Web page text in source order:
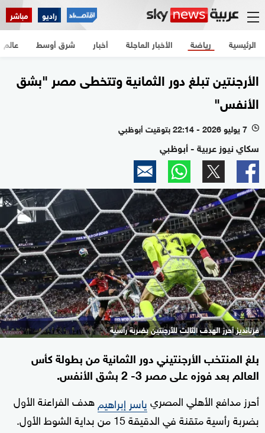
راديو مباشر
الرئيسية الأخبار العاجلة أخبار شرق أوسط عالم رياضة
الأرجنتين تبلغ دور الثمانية وتتخطى مصر "بشق
الأنفس"
l 7 يوليو 2026 - 22:14 بتوقيت أبوظبي
سكاي نيوز عربية - أبوظبي
فرنانديز أحرز الهدف الثالث للأرجنتين بضربة رأسية
بلغ المنتخب الأرجنتيني دور الثمانية من بطولة كأس
العالم بعد فوزه على مصر 3- 2 بشق الأنفس.
أحرز مدافع الأهلي المصريياسر إبراهيمهدف الفراعنة الأول
بضربة رأسية متقنة في الدقيقة 15 من بداية الشوط الأول.